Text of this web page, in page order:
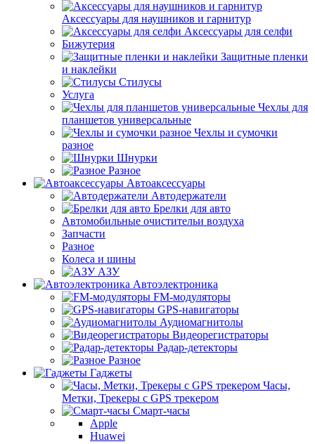
Аксессуары для наушников и гарнитур
Аксессуары для селфи
Бижутерия
Защитные пленки
и наклейки
Стилусы
Услуга
Чехлы для
планшетов универсальные
Чехлы и сумочки
разное
Шнурки
Разное
Автоаксессуары
Автодержатели
Брелки для авто
Автомобильные очистительи воздуха
Запчасти
Разное
Колеса и шины
АЗУ
Автоэлектроника
FM-модуляторы
GPS-навигаторы
Аудиомагнитолы
Видеорегистраторы
Радар-детекторы
Разное
Гаджеты
Часы,
Метки, Трекеры с GPS трекером
Смарт-часы
Apple
Huawei